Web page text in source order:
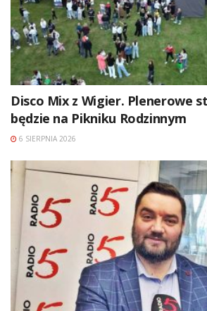
Disco Mix z Wigier. Plenerowe
będzie na Pikniku Rodzinnym
6 SIERPNIA 2026